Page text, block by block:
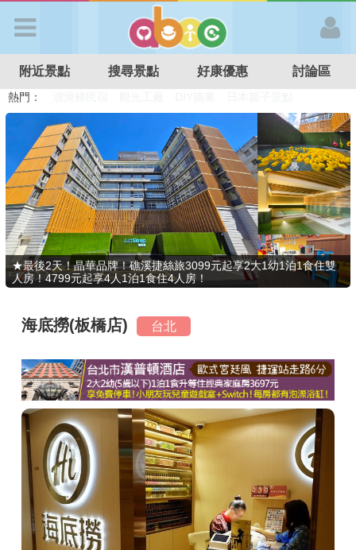
APP登入
首 頁
搜尋景點
好康優惠
最新消息
最新留言
商家合作
推薦景點
討論區
聯絡我們
附近景點 搜尋景點 好康優惠 討論區
熱門：
特色遊戲場
親子住房優惠 台北親子餐廳 溫泉泡湯SPA
★最後2天！晶華品牌！礁溪捷絲旅3099元起享2大1幼1泊1食住雙
人房！4799元起享4人1泊1食住4人房！
海底撈(板橋店) 台北